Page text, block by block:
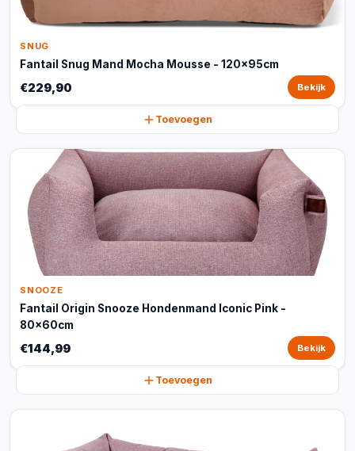
SNUG
Fantail Snug Mand Mocha Mousse - 120x95cm
€229,90 Bekijk
Toevoegen
SNOOZE
Fantail Origin Snooze Hondenmand Iconic Pink -
80x60cm
€144,99 Bekijk
Toevoegen